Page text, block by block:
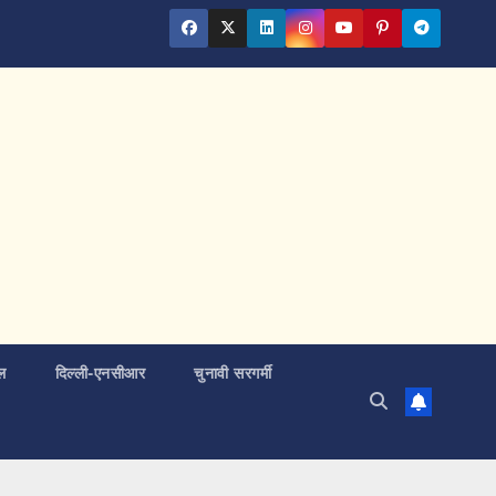
दिल्ली-एनसीआर चुनावी सरगर्मी